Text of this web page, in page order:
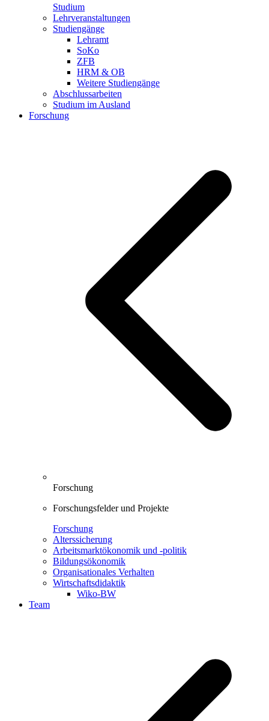
Studium
Lehrveranstaltungen
Studiengänge
Lehramt
SoKo
ZFB
HRM & OB
Weitere Studiengänge
Abschlussarbeiten
Studium im Ausland
Forschung
Forschung
Forschungsfelder und Projekte
Forschung
Alterssicherung
Arbeitsmarktökonomik und -politik
Bildungsökonomik
Organisationales Verhalten
Wirtschaftsdidaktik
Wiko-BW
Team